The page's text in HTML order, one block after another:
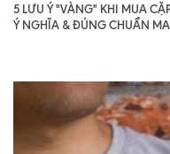
5 LƯU Ý "VÀNG" KHI MUA
Ý NGHĨA & ĐÚNG CHUẨN